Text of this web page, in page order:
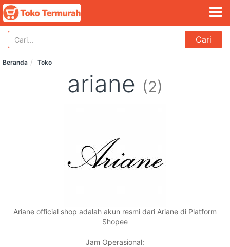
Cari
Beranda Toko
ariane (2)
Ariane official shop adalah akun resmi dari Ariane di Platform
Shopee
Jam Operasional: